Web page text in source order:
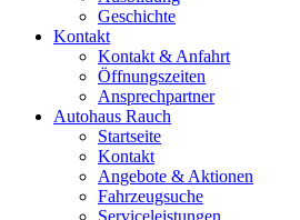
Geschichte
Kontakt
Kontakt & Anfahrt
Öffnungszeiten
Ansprechpartner
Autohaus Rauch
Startseite
Kontakt
Angebote & Aktionen
Fahrzeugsuche
Serviceleistungen